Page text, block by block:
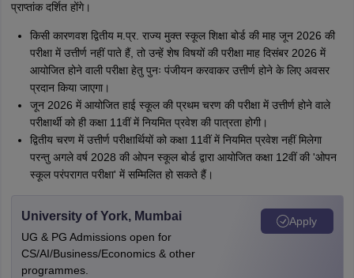
प्राप्तांक दर्शित होंगे।
किसी कारणवश द्वितीय म.प्र. राज्य मुक्त स्कूल शिक्षा बोर्ड की माह जून 2026 की
परीक्षा में उत्तीर्ण नहीं पाते हैं, तो उन्हें शेष विषयों की परीक्षा माह दिसंबर 2026 में
आयोजित होने वाली परीक्षा हेतु पुनः पंजीयन करवाकर उत्तीर्ण होने के लिए अवसर
प्रदान किया जाएगा।
जून 2026 में आयोजित हाई स्कूल की प्रथम चरण की परीक्षा में उत्तीर्ण होने वाले
परीक्षार्थी को ही कक्षा 11वीं में नियमित प्रवेश की पात्रता होगी।
द्वितीय चरण में उत्तीर्ण परीक्षार्थियों को कक्षा 11वीं में नियमित प्रवेश नहीं मिलेगा
परन्तु अगले वर्ष 2028 की ओपन स्कूल बोर्ड द्वारा आयोजित कक्षा 12वीं की 'ओपन
स्कूल परंपरागत परीक्षा' में सम्मिलित हो सकते हैं।
University of York, Mumbai
UG & PG Admissions open for
CS/AI/Business/Economics & other
programmes.
Apply